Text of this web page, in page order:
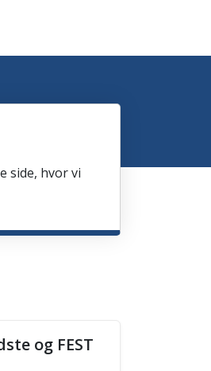
side, hvor vi
og FEST